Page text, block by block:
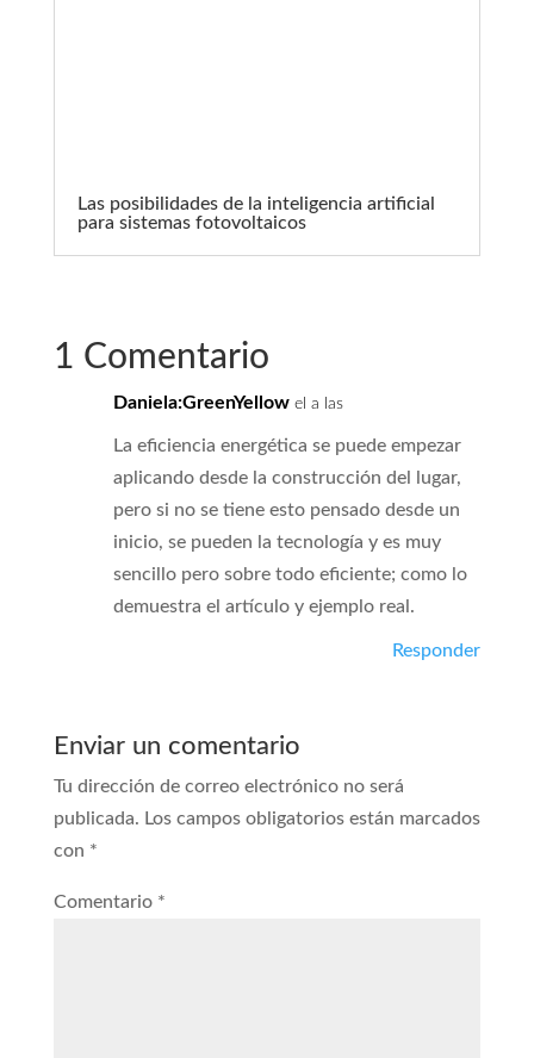
Las posibilidades de la inteligencia artificial
para sistemas fotovoltaicos
1 Comentario
Daniela:GreenYellow el a las
La eficiencia energética se puede empezar
aplicando desde la construcción del lugar,
pero si no se tiene esto pensado desde un
inicio, se pueden la tecnología y es muy
sencillo pero sobre todo eficiente; como lo
demuestra el artículo y ejemplo real.
Responder
Enviar un comentario
Tu dirección de correo electrónico no será
publicada. Los campos obligatorios están marcados
con *
Comentario *